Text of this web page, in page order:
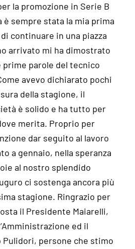
la promozione in Serie B
è sempre stata la mia prima
continuare in una piazza
arrivato mi ha dimostrato
parole del tecnico
avevo dichiarato pochi
della stagione, il
è solido e ha tutto per
merita. Proprio per
dar seguito al lavoro
a gennaio, nella speranza
al nostro splendido
ci sostenga ancora più
stagione. Ringrazio per
il Presidente Maiarelli,
ed il
persone che stimo